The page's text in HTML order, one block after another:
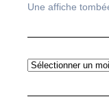
Une affiche